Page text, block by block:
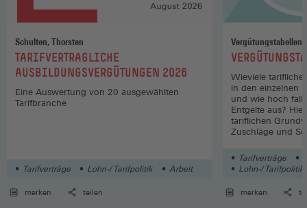
Schulten, Thorsten
:
TARIFVERTRAGLICHE
AUSBILDUNGSVERGÜTUNGEN 2026
Eine Auswertung von 20 ausgewählten
Tarifbranche
Tarifverträge Lohn-/ Tarifpolitik Arbeit
merken teilen
Vergütungstabellen
:
Wieviele
in den einzelnen
und wie hoch
Entgelte aus?
tariflichen
Zuschläge und
Tarifverträge
Lohn-/ Tarifpolitik
merken